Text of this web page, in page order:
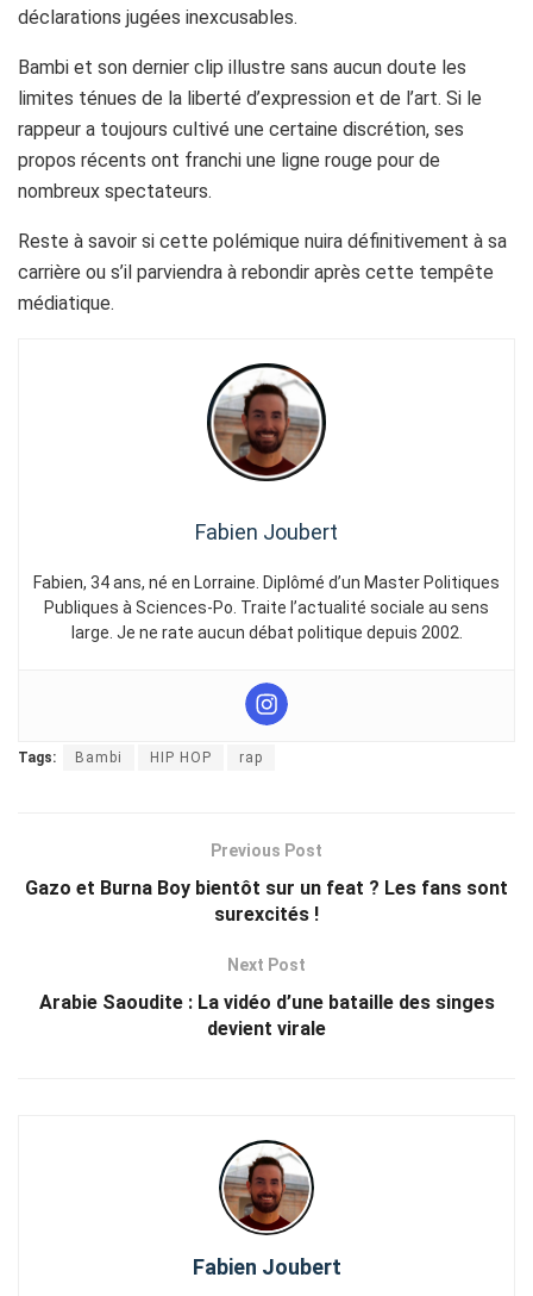
déclarations jugées inexcusables.
Bambi et son dernier clip illustre sans aucun doute les
limites ténues de la liberté d’expression et de l’art. Si le
rappeur a toujours cultivé une certaine discrétion, ses
propos récents ont franchi une ligne rouge pour de
nombreux spectateurs.
Reste à savoir si cette polémique nuira définitivement à sa
carrière ou s’il parviendra à rebondir après cette tempête
médiatique.
Fabien Joubert
Fabien, 34 ans, né en Lorraine. Diplômé d’un Master Politiques
Publiques à Sciences-Po. Traite l’actualité sociale au sens
large. Je ne rate aucun débat politique depuis 2002.
Tags: Bambi HIP HOP rap
Previous Post
Gazo et Burna Boy bientôt sur un feat ? Les fans sont
surexcités !
Next Post
Arabie Saoudite : La vidéo d’une bataille des singes
devient virale
Fabien Joubert